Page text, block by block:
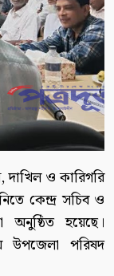
ও কারিগরি
কেন্দ্র সচিব ও
অনুষ্ঠিত হয়েছে।
উপজেলা পরিষদ